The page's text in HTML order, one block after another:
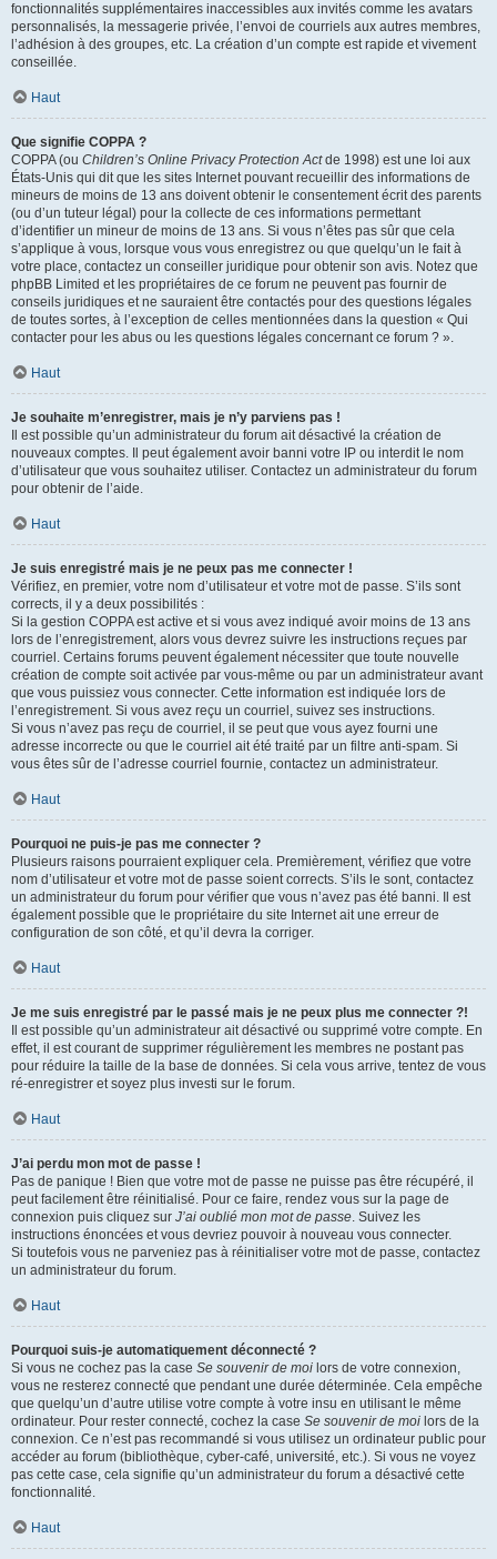
fonctionnalités supplémentaires inaccessibles aux invités comme les avatars
personnalisés, la messagerie privée, l’envoi de courriels aux autres membres,
l’adhésion à des groupes, etc. La création d’un compte est rapide et vivement
conseillée.
Haut
Que signifie COPPA ?
COPPA (ou Children’s Online Privacy Protection Actde 1998) est une loi aux
États-Unis qui dit que les sites Internet pouvant recueillir des informations de
mineurs de moins de 13 ans doivent obtenir le consentement écrit des parents
(ou d’un tuteur légal) pour la collecte de ces informations permettant
d’identifier un mineur de moins de 13 ans. Si vous n’êtes pas sûr que cela
s’applique à vous, lorsque vous vous enregistrez ou que quelqu’un le fait à
votre place, contactez un conseiller juridique pour obtenir son avis. Notez que
phpBB Limited et les propriétaires de ce forum ne peuvent pas fournir de
conseils juridiques et ne sauraient être contactés pour des questions légales
de toutes sortes, à l’exception de celles mentionnées dans la question « Qui
contacter pour les abus ou les questions légales concernant ce forum ? ».
Haut
Je souhaite m’enregistrer, mais je n’y parviens pas !
Il est possible qu’un administrateur du forum ait désactivé la création de
nouveaux comptes. Il peut également avoir banni votre IP ou interdit le nom
d’utilisateur que vous souhaitez utiliser. Contactez un administrateur du forum
pour obtenir de l’aide.
Haut
Je suis enregistré mais je ne peux pas me connecter !
Vérifiez, en premier, votre nom d’utilisateur et votre mot de passe. S’ils sont
corrects, il y a deux possibilités :
Si la gestion COPPA est active et si vous avez indiqué avoir moins de 13 ans
lors de l’enregistrement, alors vous devrez suivre les instructions reçues par
courriel. Certains forums peuvent également nécessiter que toute nouvelle
création de compte soit activée par vous-même ou par un administrateur avant
que vous puissiez vous connecter. Cette information est indiquée lors de
l’enregistrement. Si vous avez reçu un courriel, suivez ses instructions.
Si vous n’avez pas reçu de courriel, il se peut que vous ayez fourni une
adresse incorrecte ou que le courriel ait été traité par un filtre anti-spam. Si
vous êtes sûr de l’adresse courriel fournie, contactez un administrateur.
Haut
Pourquoi ne puis-je pas me connecter ?
Plusieurs raisons pourraient expliquer cela. Premièrement, vérifiez que votre
nom d’utilisateur et votre mot de passe soient corrects. S’ils le sont, contactez
un administrateur du forum pour vérifier que vous n’avez pas été banni. Il est
également possible que le propriétaire du site Internet ait une erreur de
configuration de son côté, et qu’il devra la corriger.
Haut
Je me suis enregistré par le passé mais je ne peux plus me connecter ?!
Il est possible qu’un administrateur ait désactivé ou supprimé votre compte. En
effet, il est courant de supprimer régulièrement les membres ne postant pas
pour réduire la taille de la base de données. Si cela vous arrive, tentez de vous
ré-enregistrer et soyez plus investi sur le forum.
Haut
J’ai perdu mon mot de passe !
Pas de panique ! Bien que votre mot de passe ne puisse pas être récupéré, il
peut facilement être réinitialisé. Pour ce faire, rendez vous sur la page de
connexion puis cliquez sur J’ai oublié mon mot de passe. Suivez les
instructions énoncées et vous devriez pouvoir à nouveau vous connecter.
Si toutefois vous ne parveniez pas à réinitialiser votre mot de passe, contactez
un administrateur du forum.
Haut
Pourquoi suis-je automatiquement déconnecté ?
Si vous ne cochez pas la case Se souvenir de moi lors de votre connexion,
vous ne resterez connecté que pendant une durée déterminée. Cela empêche
que quelqu’un d’autre utilise votre compte à votre insu en utilisant le même
ordinateur. Pour rester connecté, cochez la case Se souvenir de moi lors de la
connexion. Ce n’est pas recommandé si vous utilisez un ordinateur public pour
accéder au forum (bibliothèque, cyber-café, université, etc.). Si vous ne voyez
pas cette case, cela signifie qu’un administrateur du forum a désactivé cette
fonctionnalité.
Haut